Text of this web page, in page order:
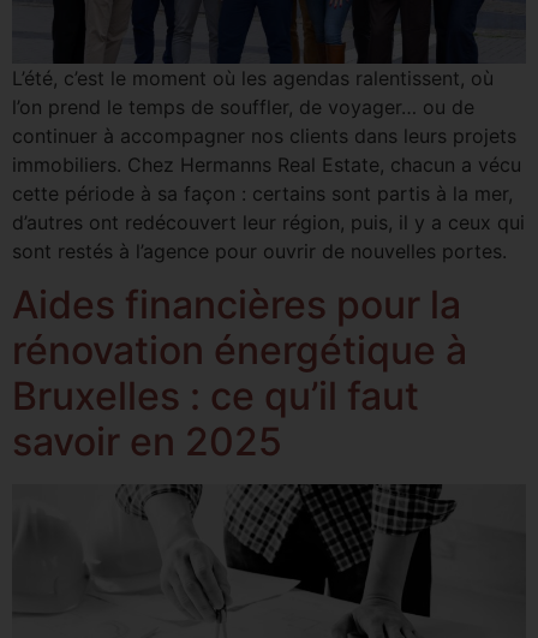
L’été, c’est le moment où les agendas ralentissent, où
l’on prend le temps de souffler, de voyager… ou de
continuer à accompagner nos clients dans leurs projets
immobiliers. Chez Hermanns Real Estate, chacun a vécu
cette période à sa façon : certains sont partis à la mer,
d’autres ont redécouvert leur région, puis, il y a ceux qui
sont restés à l’agence pour ouvrir de nouvelles portes.
Aides financières pour la
rénovation énergétique à
Bruxelles : ce qu’il faut
savoir en 2025